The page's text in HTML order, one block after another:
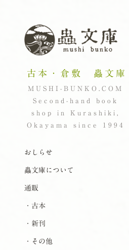
古本・倉敷 蟲文庫
MUSHI-BUNKO.COM
Second-hand book
shop in Kurashiki,
Okayama since 1994
ナビゲーション
コンテンツへスキップ
おしらせ
蟲文庫について
通販
・古本
・新刊
・その他